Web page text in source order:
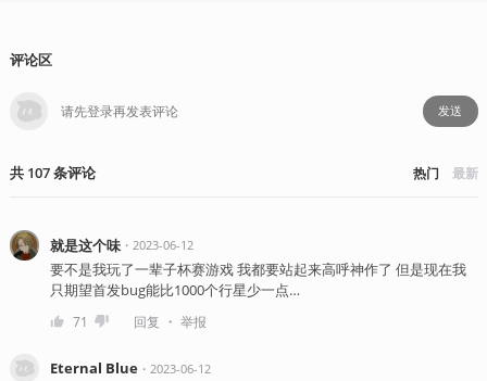
评论区
发送
共 107条评论 热门 最新
就是这个味・ 2023-06-12
要不是我玩了一辈子杯赛游戏 我都要站起来高呼神作了 但是现在我
只期望首发bug能比1000个行星少一点…
71 回复 ・ 举报
Eternal Blue・ 2023-06-12